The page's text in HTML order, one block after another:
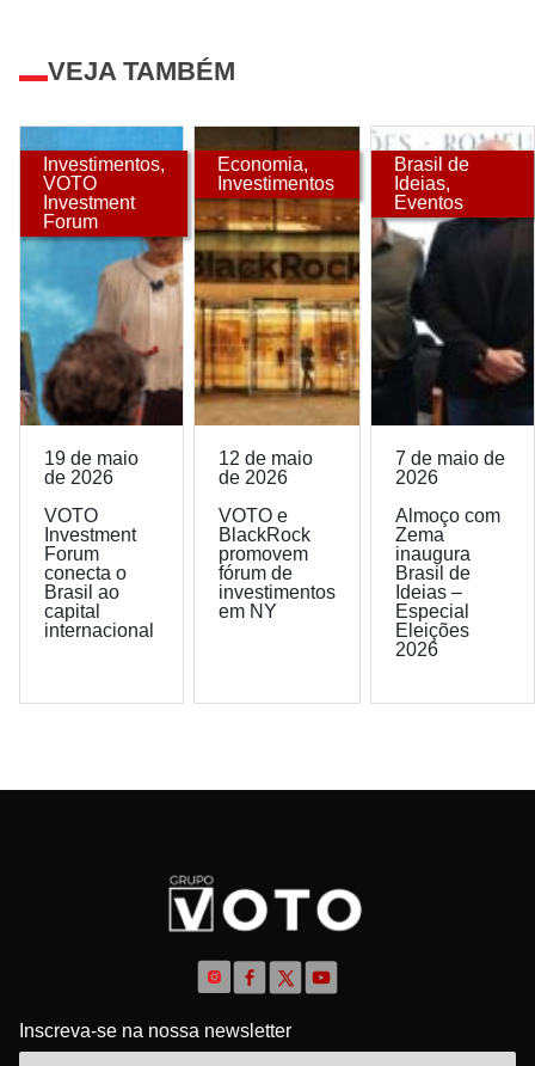
VEJA TAMBÉM
Investimentos,
VOTO
Investment
Forum
19 de maio
de 2026
VOTO
Investment
Forum
conecta o
Brasil ao
capital
internacional
Economia,
Investimentos
12 de maio
de 2026
VOTO e
BlackRock
promovem
fórum de
investimentos
em NY
Brasil de
Ideias,
Eventos
7 de maio de
2026
Almoço com
Zema
inaugura
Brasil de
Ideias –
Especial
Eleições
2026
Inscreva-se na nossa newsletter